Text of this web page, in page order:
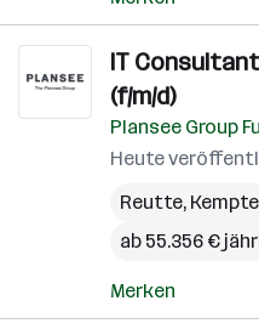
IT
(f/m/d)
Plansee Group
Heute
Reutte,
ab 55.356 €
Merken